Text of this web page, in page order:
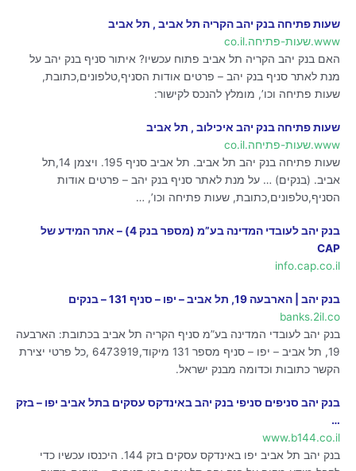
שעות פתיחה בנק יהב הקריה תל אביב , תל אביב
www.שעות-פתיחה.co.il
האם בנק יהב הקריה תל אביב פתוח עכשיו? איתור סניף בנק יהב על
מנת לאתר סניף בנק יהב – פרטים אודות הסניף,טלפונים,כתובת,
שעות פתיחה וכו’, מומלץ להנכס לקישור:
שעות פתיחה בנק יהב איכילוב , תל אביב
www.שעות-פתיחה.co.il
שעות פתיחה בנק יהב תל אביב. תל אביב סניף 195. ויצמן 14,תל
אביב. (בנקים) … על מנת לאתר סניף בנק יהב – פרטים אודות
הסניף,טלפונים,כתובת, שעות פתיחה וכו’, …
בנק יהב לעובדי המדינה בע”מ (מספר בנק 4) – אתר המידע של
CAP
info.cap.co.il
בנק יהב | הארבעה 19, תל אביב – יפו – סניף 131 – בנקים
banks.2il.co
בנק יהב לעובדי המדינה בע”מ סניף הקריה תל אביב בכתובת: הארבעה
19, תל אביב – יפו – סניף מספר 131 מיקוד,6473919 ,כל פרטי יצירת
הקשר כתובות וכדומה מבנק ישראל.
בנק יהב סניפים סניפי בנק יהב באינדקס עסקים בתל אביב יפו – בזק
…
www.b144.co.il
בנק יהב תל אביב יפו באינדקס עסקים בזק 144. היכנסו עכשיו כדי